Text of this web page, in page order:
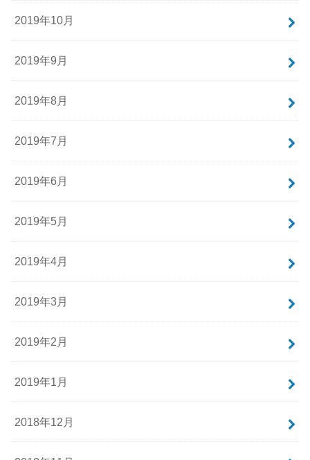
2019年10月
2019年9月
2019年8月
2019年7月
2019年6月
2019年5月
2019年4月
2019年3月
2019年2月
2019年1月
2018年12月